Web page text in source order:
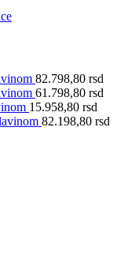
82.798,80 rsd
61.798,80 rsd
15.958,80 rsd
82.198,80 rsd